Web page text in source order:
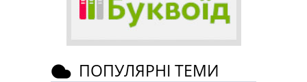
ПОПУЛЯРНІ ТЕМИ